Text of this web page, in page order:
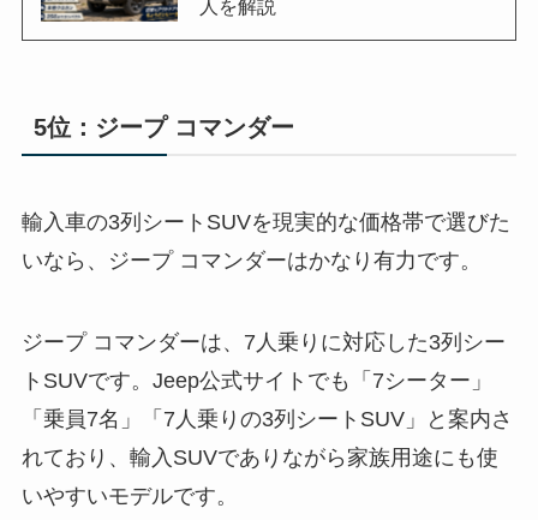
人を解説
5位：ジープ コマンダー
輸入車の3列シートSUVを現実的な価格帯で選びた
いなら、ジープ コマンダーはかなり有力です。
ジープ コマンダーは、7人乗りに対応した3列シー
トSUVです。Jeep公式サイトでも「7シーター」
「乗員7名」「7人乗りの3列シートSUV」と案内さ
れており、輸入SUVでありながら家族用途にも使
いやすいモデルです。